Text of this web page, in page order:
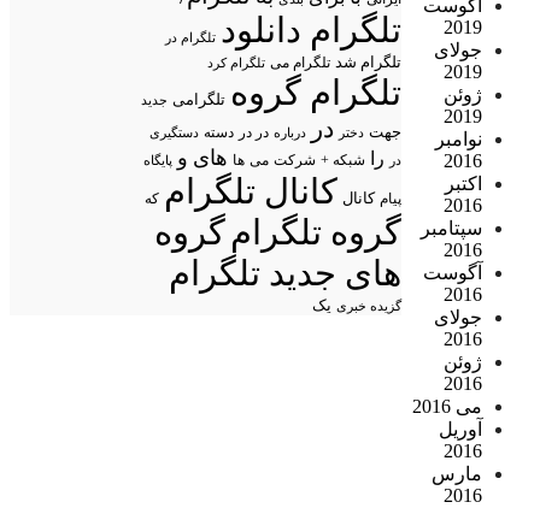
آگوست
2019
جولای
2019
ژوئن
2019
نوامبر
2016
اکتبر
2016
سپتامبر
2016
آگوست
2016
جولای
2016
ژوئن
2016
می 2016
آوریل
2016
مارس
2016
تلگرام دانلود تلگرام در
تلگرام شد تلگرام می تلگرام کرد
تلگرام گروه تلگرامی جدید
جهت دختر در درباره در در دسته دستگیری
در
را شبکه + شرکت می ها های و پایگاه
پیام کانال کانال تلگرام که
گروه تلگرامگروه
های جدید تلگرام
گزیده خبری یک